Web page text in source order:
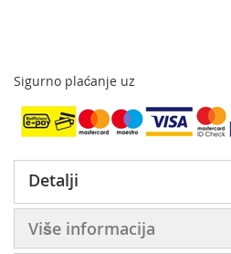
Sigurno plaćanje uz
Detalji
Više informacija